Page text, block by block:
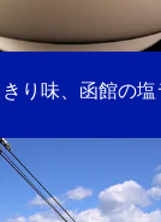
り味、函館の